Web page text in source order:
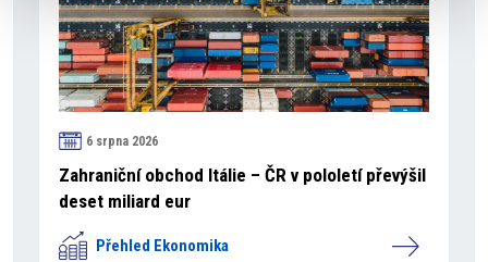
6 srpna 2026
Zahraniční obchod Itálie – ČR v pololetí převýšil
deset miliard eur
Přehled Ekonomika